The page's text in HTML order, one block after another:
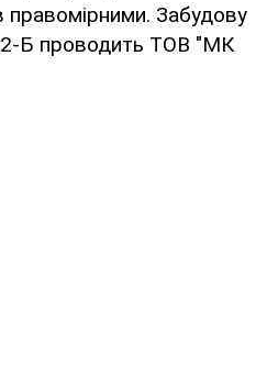
правомірними. Забудову
2-Б проводить ТОВ "МК